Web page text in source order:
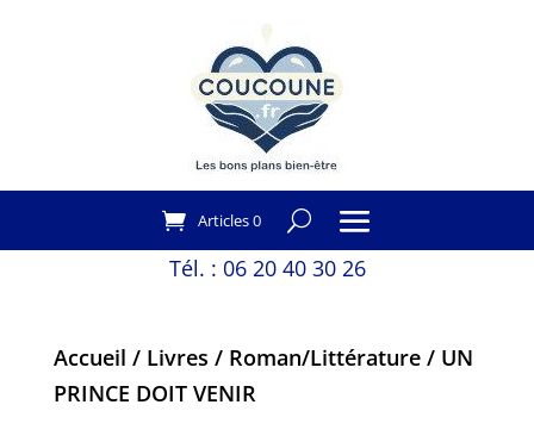
Articles 0
Tél. : 06 20 40 30 26
Accueil / Livres / Roman/Littérature/ UN
PRINCE DOIT VENIR